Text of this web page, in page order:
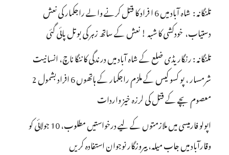
تلنگانہ : شاہ آباد میں 6 ا فراد کا قتل کرنے والے راجکمار کی نعش
دستیاب، خودکشی کا شبہ ! نعش کے ساتھ زہر کی بوتل پائی گئی
تلنگانہ : رنگاریڈی ضلع کے شاہ آباد میں درندگی کا ننگا ناچ، انسانیت
شرمسار ، پو کسو کیس کے ملزم راجکمار کے ہاتھوں 6 افراد بشمول 2
معصوم بچے کے قتل کی لرزہ خیز واردات
اپولو فارمیسی میں ملازمتوں کے لیے درخواستیں مطلوب، 10 جولائی کو
وقارآباد میں جاب میلہ، بیروزگار نوجوان استفادہ کریں